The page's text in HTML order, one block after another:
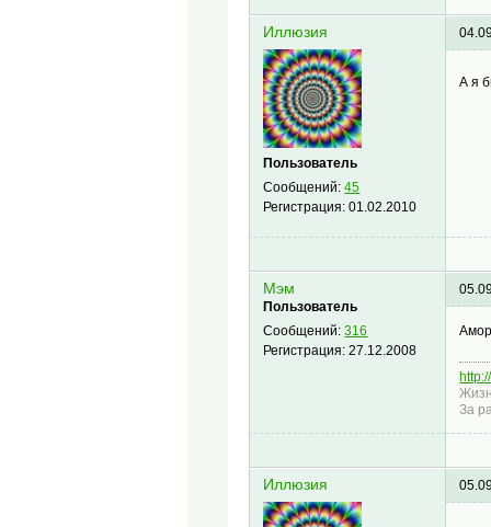
Иллюзия
Пользователь
Сообщений:45
Регистрация:01.02.2010
А я
Мэм
Пользователь
Сообщений:316
Регистрация:27.12.2008
За
Иллюзия